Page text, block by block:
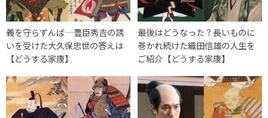
義を守らずんば…豊臣秀吉の誘
いを受けた大久保忠世の答えは
【どうする家康】
最後はどうなった？長いものに
巻かれ続けた織田信雄の人生を
ご紹介【どうする家康】